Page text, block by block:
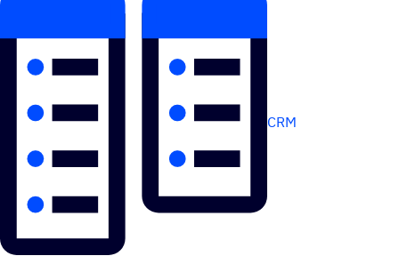
CRM